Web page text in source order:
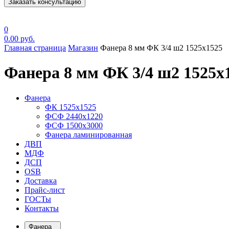
Заказать консультацию
0
0.00 руб.
Главная страница Магазин Фанера 8 мм ФК 3/4 ш2 1525х1525
Фанера 8 мм ФК 3/4 ш2
Фанера
ФК 1525х1525
ФСФ 2440х1220
ФСФ 1500х3000
Фанера ламинированная
ДВП
МДФ
ДСП
OSB
Доставка
Прайс-лист
ГОСТы
Контакты
Фанера